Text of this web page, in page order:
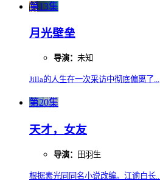
第13集
月光壁垒
导演： 未知
Jilla的人生在一次采访中彻底偏离了...
第20集
天才，女友
导演： 田羽生
根据素光同同名小说改编。江逾白长...